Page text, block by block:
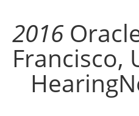
2016
Francisco,